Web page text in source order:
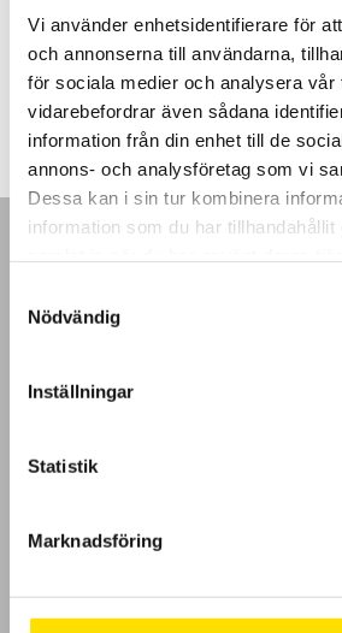
Vi använder enhetsidentifierare för
och annonserna till användarna,
för sociala medier och analysera vår
vidarebefordrar även sådana
information från din enhet till de
annons- och analysföretag som vi
Dessa kan i sin tur kombinera
information som du har tillhandahållit
Nödvändig
Inställningar
Statistik
Marknadsföring
MINI-serien är en serie med tänger för
1,145.00 kr – 1,440.00kr
1,145.00 kr
till
1,440.00 kr